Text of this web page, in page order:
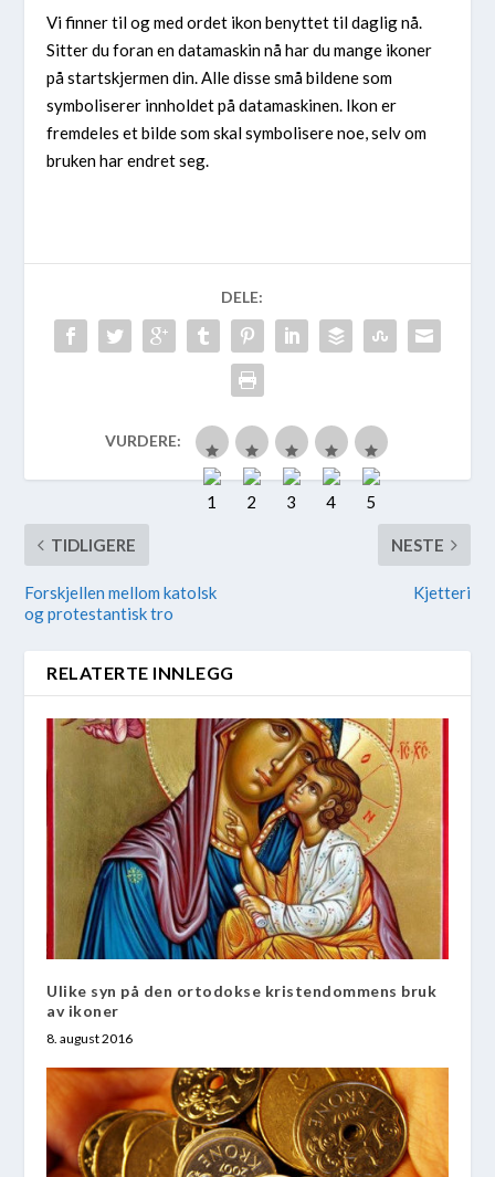
Vi finner til og med ordet ikon benyttet til daglig nå.
Sitter du foran en datamaskin nå har du mange ikoner
på startskjermen din. Alle disse små bildene som
symboliserer innholdet på datamaskinen. Ikon er
fremdeles et bilde som skal symbolisere noe, selv om
bruken har endret seg.
DELE:
VURDERE:
TIDLIGERE
Forskjellen mellom katolsk
og protestantisk tro
NESTE
Kjetteri
RELATERTE INNLEGG
Ulike syn på den ortodokse kristendommens bruk
av ikoner
8. august 2016